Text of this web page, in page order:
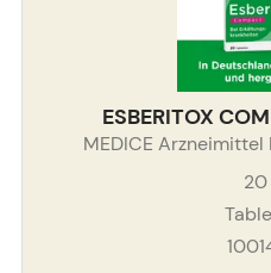
ESBERITOX
MEDICE Arzneimittel
20